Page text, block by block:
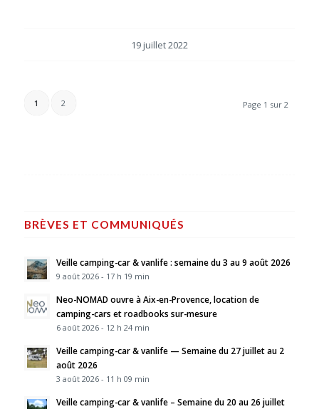
19 juillet 2022
Page 1 sur 2
1 2
BRÈVES ET COMMUNIQUÉS
Veille camping-car & vanlife : semaine du 3 au 9 août 2026
9 août 2026 - 17 h 19 min
Neo-NOMAD ouvre à Aix-en-Provence, location de
camping-cars et roadbooks sur-mesure
6 août 2026 - 12 h 24 min
Veille camping-car & vanlife — Semaine du 27 juillet au 2
août 2026
3 août 2026 - 11 h 09 min
Veille camping-car & vanlife – Semaine du 20 au 26 juillet